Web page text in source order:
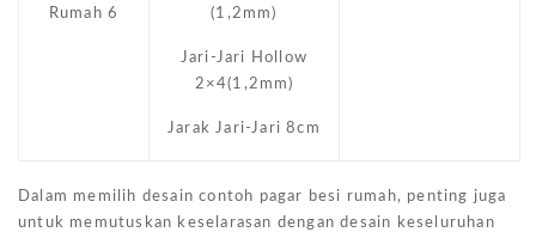
Rumah 6
(1,2mm)
Jari-Jari Hollow
2×4(1,2mm)
Jarak Jari-Jari 8cm
Dalam memilih desain contoh pagar besi rumah, penting juga
untuk memutuskan keselarasan dengan desain keseluruhan